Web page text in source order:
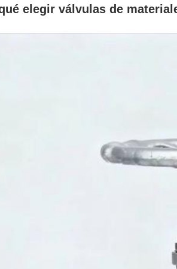
elegir válvulas de